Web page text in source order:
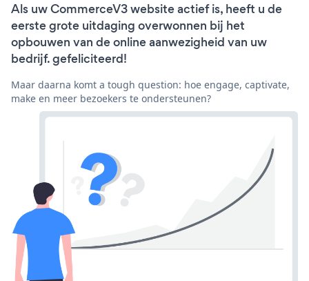
Als uw CommerceV3 website actief is, heeft u de
eerste grote uitdaging overwonnen bij het
opbouwen van de online aanwezigheid van uw
bedrijf. gefeliciteerd!
Maar daarna komt a tough question: hoe engage, captivate,
make en meer bezoekers te ondersteunen?